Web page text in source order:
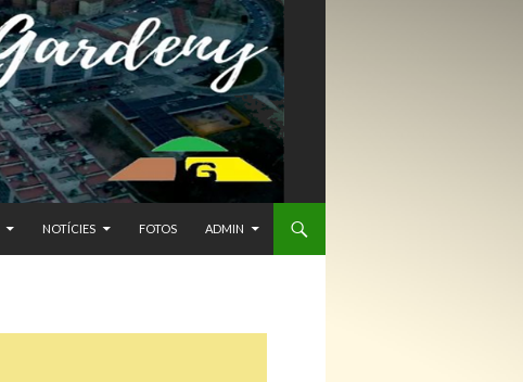
NOTÍCIES FOTOS ADMIN